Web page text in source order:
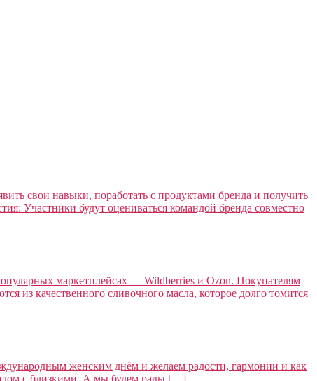
свои навыки, поработать с продуктами бренда и получить
Участники будут оцениваться командой бренда совместно
маркетплейсах — Wildberries и Ozon. Покупателям
из качественного сливочного масла, которое долго томится
женским днём и желаем радости, гармонии и как
с близкими. А мы будем рады […]